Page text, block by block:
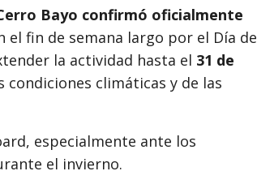
Bayo confirmó oficialmente
el fin de semana largo por el Día de
la actividad hasta el 31 de
climáticas y de las
especialmente ante los
el invierno.